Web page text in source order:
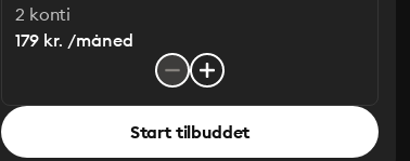
2 konti
179 kr. /måned
Start tilbuddet